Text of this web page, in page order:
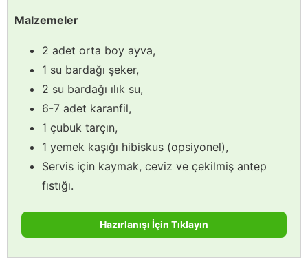
Malzemeler
2 adet orta boy ayva,
1 su bardağı şeker,
2 su bardağı ılık su,
6-7 adet karanfil,
1 çubuk tarçın,
1 yemek kaşığı hibiskus (opsiyonel),
Servis için kaymak, ceviz ve çekilmiş antep
fıstığı.
Hazırlanışı İçin Tıklayın